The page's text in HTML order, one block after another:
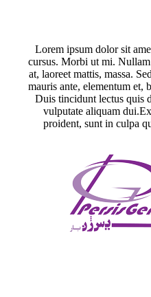
Lorem ipsum dolor sit
cursus. Morbi ut mi.
at, laoreet mattis, massa.
mauris ante, elementum et,
Duis tincidunt lectus quis
vulputate aliquam
proident, sunt in culpa